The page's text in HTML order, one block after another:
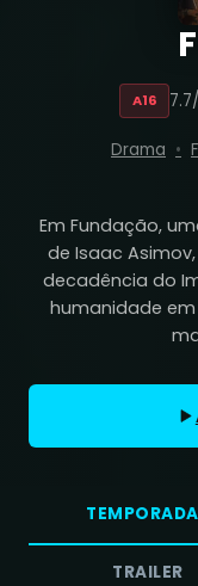
A16
Drama
Em Fundação,
de Isaac
decadência do
humanidade
TRAILER